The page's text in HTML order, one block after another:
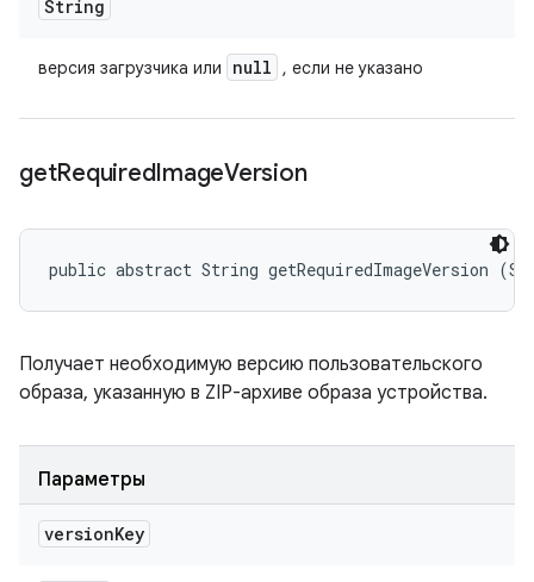
String
версия загрузчика или null , если не указано
getRequiredImageVersion
public abstract String getRequiredImageVersion
Получает необходимую версию пользовательского
образа, указанную в ZIP-архиве образа устройства.
Параметры
versionKey